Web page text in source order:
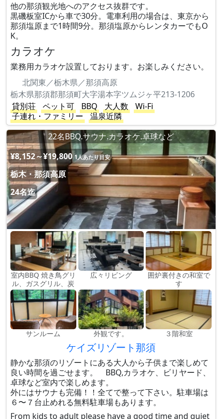
他の那須観光地へのアクセス抜群です。
黒磯板室ICから車で30分。電車利用の場合は、東京から
那須塩原まで1時間9分。那須塩原からレンタカーでもO
K。
カラオケ
業務用カラオケ設置しております。お楽しみください。
北関東／栃木県／那須高原
栃木県那須郡那須町大字湯本字ツムジヶ平213-1206
貸別荘
ペット可 BBQ 大人数
Wi-Fi
子連れ・ファミリー
温泉近隣
22名BBQ.サウナ.カラオケ.卓球など
¥8,152～¥19,800 1人あたり目安
栃木・那須高原
24名迄
室内BBQ 焼き鳥グリ
ル、ガスグリル、炭
広々リビング
囲炉裏付きの和室で
す
サンルーム 外観です。 ３階和室
ケイズリゾート那須
静かな那須のリゾートにある大人から子供まで楽しめて
良い時間を過ごせます。 BBQ,カラオケ、ビリヤード、
卓球など室内で楽しめます。
外にはサウナも完備！！全てで整って下さい。駐車場は
６〜７台止めれる無料駐車場もあります。
From kids to adult please have a good time and quiet